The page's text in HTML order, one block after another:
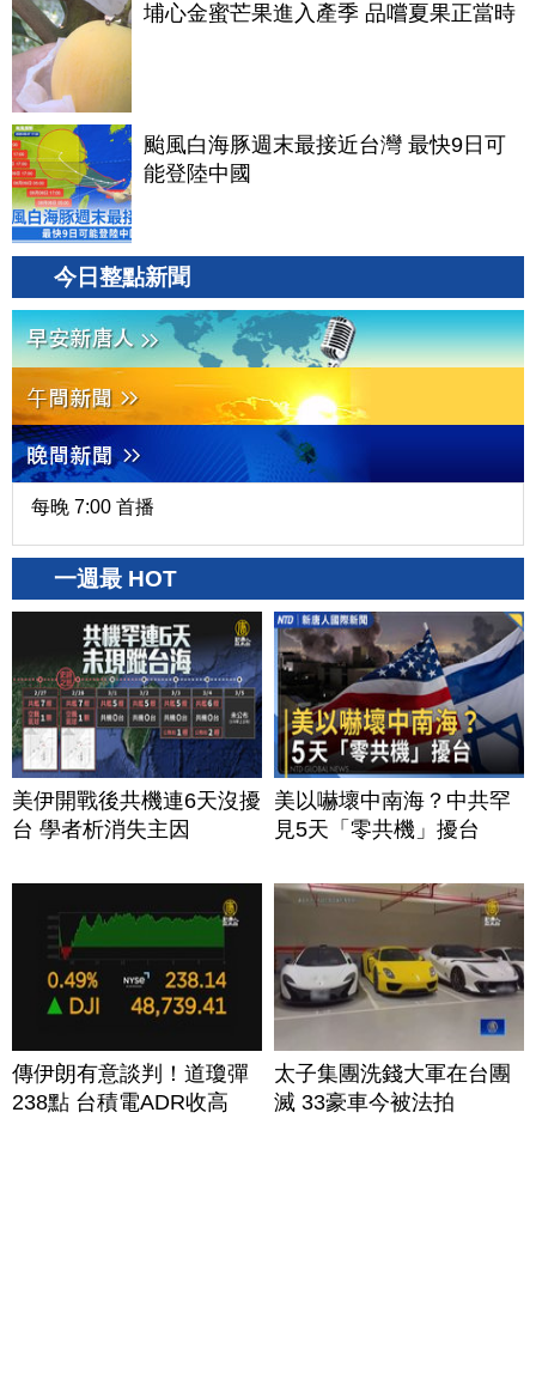
埔心金蜜芒果進入產季 品嚐夏果正當時
颱風白海豚週末最接近台灣 最快9日可
能登陸中國
今日整點新聞
每晚 7:00 首播
一週最 HOT
美伊開戰後共機連6天沒擾
台 學者析消失主因
美以嚇壞中南海？中共罕
見5天「零共機」擾台
傳伊朗有意談判！道瓊彈
238點 台積電ADR收高
太子集團洗錢大軍在台團
滅 33豪車今被法拍